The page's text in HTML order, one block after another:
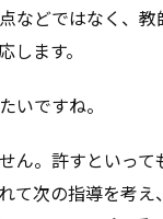
などではなく、
ます。
いですね。
ん。許すといっ
て次の指導を考